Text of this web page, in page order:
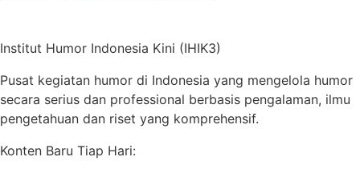
Institut Humor Indonesia Kini (IHIK3)
Pusat kegiatan humor di Indonesia yang mengelola humor
secara serius dan professional berbasis pengalaman, ilmu
pengetahuan dan riset yang komprehensif.
Konten Baru Tiap Hari: